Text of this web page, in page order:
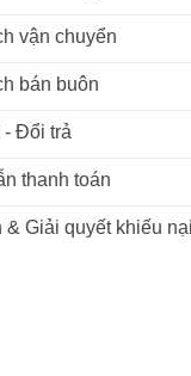
vận chuyển
bán buôn
- Đổi trả
thanh toán
& Giải quyết khiếu nại